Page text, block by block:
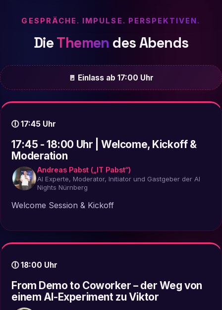
GESPRÄCHE. IMPULSE. PERSPEKTIVEN.
DieThemen des Abends
🚪 Einlass ab 17:00 Uhr
🕕 17:45 Uhr
17:45 - 18:00 Uhr | Welcome, Kickoff &
Moderation
Andreas Pabst („IT Pabst“)
AI Experte, Moderator, Initiator und Gastgeber der AI
Nights Nürnberg
Welcome Session & Kickoff
🕕 18:00 Uhr
From Demo to Coworker – der Weg von
einem AI-Experiment zu Viktor